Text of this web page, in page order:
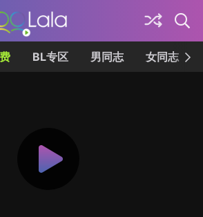
BL专区 男同志 女同志